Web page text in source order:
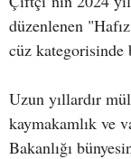
düzenlenen
cüz
Uzun yıllardır
kaymakamlık ve
Bakanlığı